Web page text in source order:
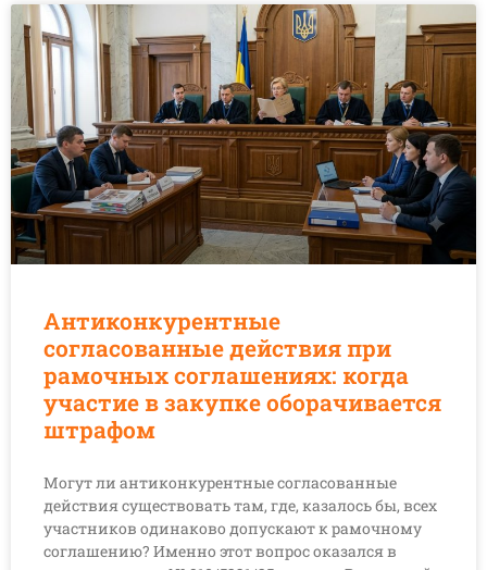
Антиконкурентные
согласованные действия при
рамочных соглашениях: когда
участие в закупке оборачивается
штрафом
Могут ли антиконкурентные согласованные
действия существовать там, где, казалось бы, всех
участников одинаково допускают к рамочному
соглашению? Именно этот вопрос оказался в